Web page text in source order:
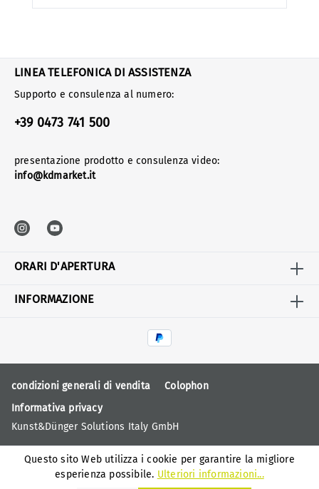
LINEA TELEFONICA DI ASSISTENZA
Supporto e consulenza al numero:
+39 0473 741 500
presentazione prodotto e consulenza video:
info@kdmarket.it
ORARI D'APERTURA
INFORMAZIONE
condizioni generali di vendita
Colophon
Informativa privacy
Kunst&Dünger Solutions Italy GmbH
Questo sito Web utilizza i cookie per garantire la migliore
esperienza possibile. Ulteriori informazioni...